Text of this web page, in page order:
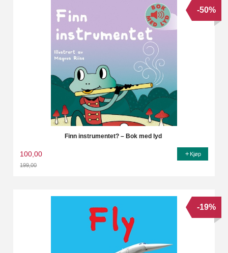
Finn instrumentet? – Bok med lyd
100,00
199,00
-50%
Kjøp
-19%